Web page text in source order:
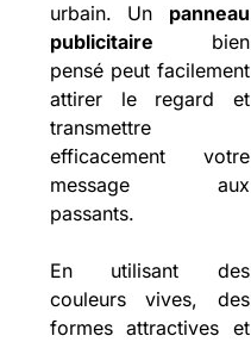
urbain. Un panneau
publicitaire bien
pensé peut facilement
attirer le regard et
transmettre
efficacement votre
message aux
passants.
En utilisant des
couleurs vives, des
formes attractives et